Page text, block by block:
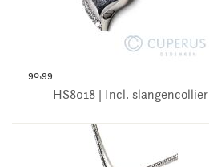
90,99
HS8018 | Incl. slangencollier